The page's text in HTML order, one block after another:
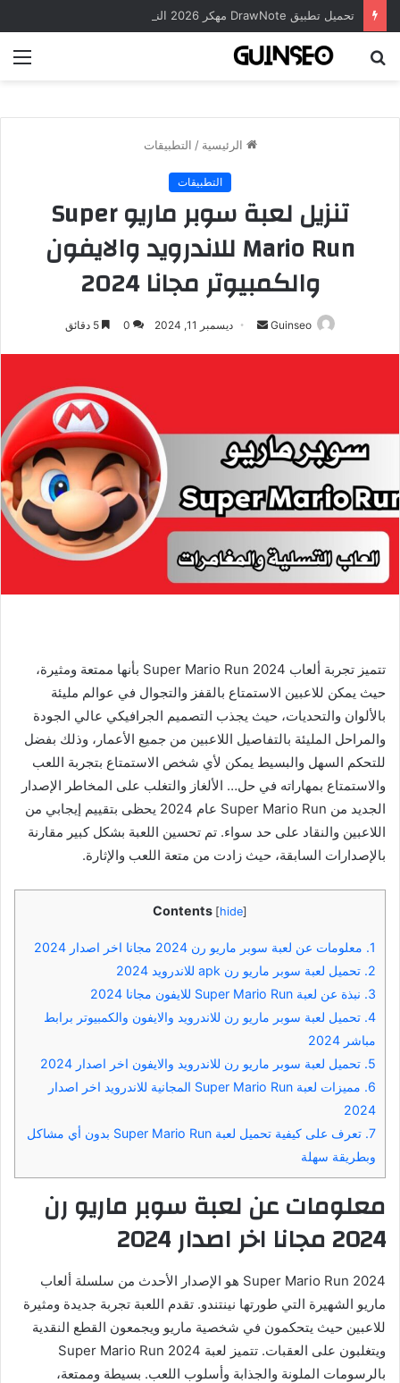
الرئيسية / التطبيقات
التطبيقات
تنزيل لعبة سوبر ماريو Super
Mario Run للاندرويد والايفون
والكمبيوتر مجانا 2024
Guinseo
أرسل ديسمبر 11, 2024 0
تتميز تجربة ألعاب Super Mario Run 2024 بأنها ممتعة ومثيرة،
حيث يمكن للاعبين الاستمتاع بالقفز والتجوال في عوالم مليئة
بالألوان والتحديات، حيث يجذب التصميم الجرافيكي عالي الجودة
والمراحل المليئة بالتفاصيل اللاعبين من جميع الأعمار، وذلك بفضل
للتحكم السهل والبسيط يمكن لأي شخص الاستمتاع بتجربة اللعب
والاستمتاع بمهاراته في حل… الألغاز والتغلب على المخاطر الإصدار
الجديد من Super Mario Run عام 2024 يحظى بتقييم إيجابي من
اللاعبين والنقاد على حد سواء. تم تحسين اللعبة بشكل كبير مقارنة
بالإصدارات السابقة، حيث زادت من متعة اللعب والإثارة.
Contents [hide]
1. معلومات عن لعبة سوبر ماريو رن 2024 مجانا اخر اصدار 2024
2. تحميل لعبة سوبر ماريو رن apk للاندرويد 2024
3. نبذة عن لعبة Super Mario Run للايفون مجانا 2024
4. تحميل لعبة سوبر ماريو رن للاندرويد والايفون والكمبيوتر برابط
مباشر 2024
5. تحميل لعبة سوبر ماريو رن للاندرويد والايفون اخر اصدار 2024
6.
مميزات لعبة Super Mario Run المجانية للاندرويد اخر اصدار
2024
7.
تعرف على كيفية تحميل لعبة Super Mario Run بدون أي مشاكل
وبطريقة سهلة
معلومات عن لعبة سوبر ماريو رن
2024 مجانا اخر اصدار 2024
Super Mario Run 2024 هو الإصدار الأحدث من سلسلة ألعاب
ماريو الشهيرة التي طورتها نينتندو. تقدم اللعبة تجربة جديدة ومثيرة
للاعبين حيث يتحكمون في شخصية ماريو ويجمعون القطع النقدية
ويتغلبون على العقبات. تتميز لعبة Super Mario Run 2024
بالرسومات الملونة والجذابة وأسلوب اللعب. بسيطة وممتعة،